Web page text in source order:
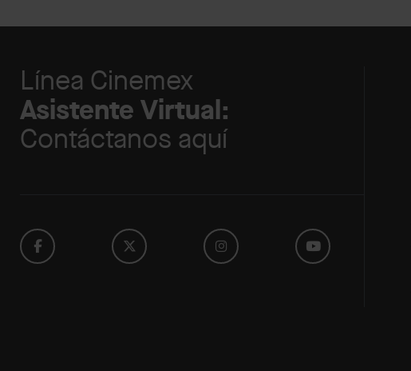
Línea Cinemex
Asistente Virtual:
Contáctanos aquí